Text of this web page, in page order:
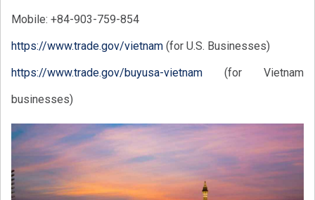
Mobile: +84-903-759-854
https://www.trade.gov/vietnam (for U.S. Businesses)
https://www.trade.gov/buyusa-vietnam (for Vietnam
businesses)